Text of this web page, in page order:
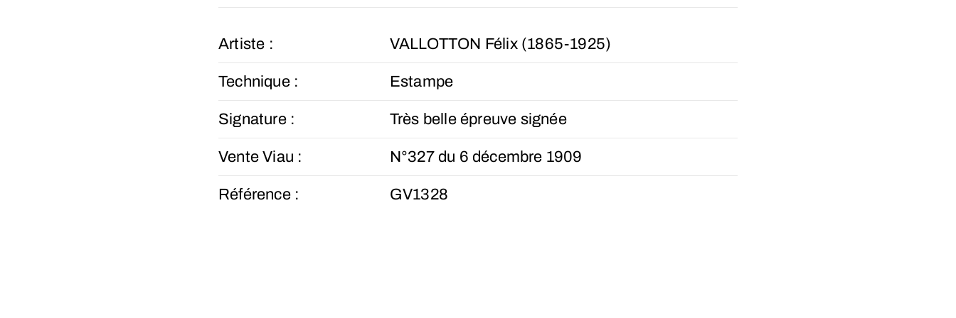
Artiste : VALLOTTON Félix (1865-1925)
Technique : Estampe
Signature : Très belle épreuve signée
Vente Viau : N°327 du 6 décembre 1909
Référence : GV1328